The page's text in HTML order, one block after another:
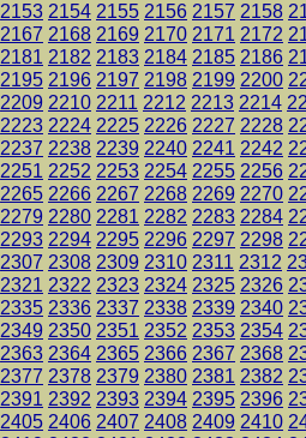
2153 2154 2155 2156 2157 2158
2167 2168 2169 2170 2171 2172
2181 2182 2183 2184 2185 2186
2195 2196 2197 2198 2199 2200
2209 2210 2211 2212 2213 2214
2223 2224 2225 2226 2227 2228
2237 2238 2239 2240 2241 2242
2251 2252 2253 2254 2255 2256
2265 2266 2267 2268 2269 2270
2279 2280 2281 2282 2283 2284
2293 2294 2295 2296 2297 2298
2307 2308 2309 2310 2311 2312
2321 2322 2323 2324 2325 2326
2335 2336 2337 2338 2339 2340
2349 2350 2351 2352 2353 2354
2363 2364 2365 2366 2367 2368
2377 2378 2379 2380 2381 2382
2391 2392 2393 2394 2395 2396
2405 2406 2407 2408 2409 2410